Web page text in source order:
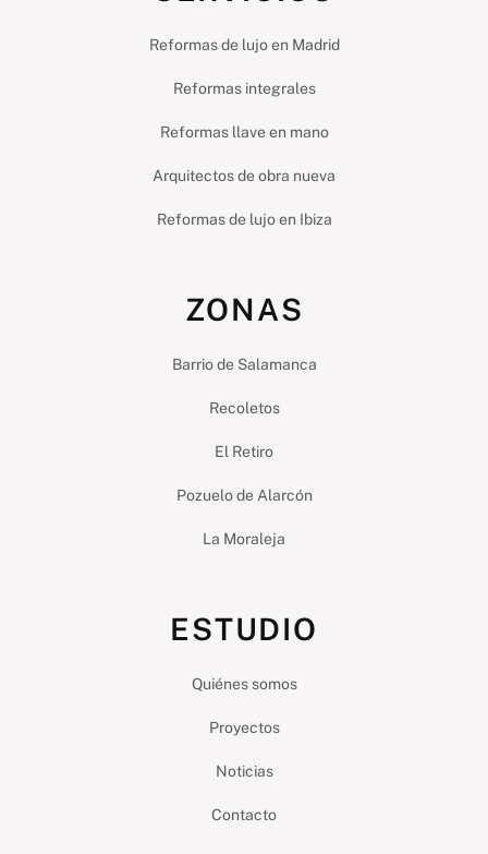
Reformas de lujo en Madrid
Reformas integrales
Reformas llave en mano
Arquitectos de obra nueva
Reformas de lujo en Ibiza
ZONAS
Barrio de Salamanca
Recoletos
El Retiro
Pozuelo de Alarcón
La Moraleja
ESTUDIO
Quiénes somos
Proyectos
Noticias
Contacto